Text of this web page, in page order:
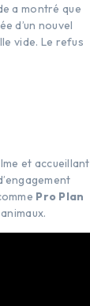
a montré que
d’un nouvel
vide. Le refus
et accueillant
Pro Plan